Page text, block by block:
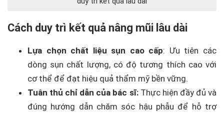
Cách duy trì kết quả nâng mũi lâu dài
Lựa chọn chất liệu sụn cao cấp: Ưu tiên các
dòng sụn chất lượng, có độ tương thích cao với
cơ thể để đạt hiệu quả thẩm mỹ bền vững.
Tuân thủ chỉ dẫn của bác sĩ:Thực hiện đầy đủ và
đúng hướng dẫn chăm sóc hậu phẫu để hỗ trợ